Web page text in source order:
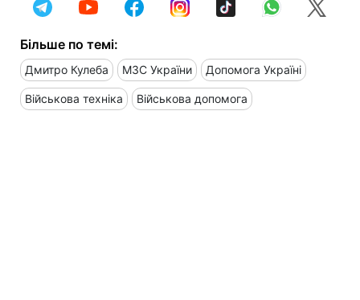
Більше по темі:
Дмитро Кулеба МЗС України Допомога Україні
Військова техніка Військова допомога